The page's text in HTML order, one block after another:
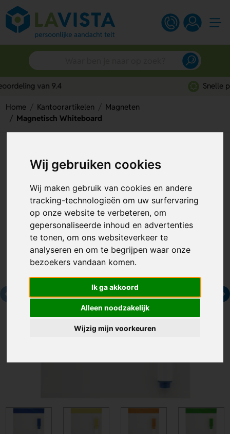
Wij gebruiken cookies
Wij maken gebruik van cookies en andere
tracking-technologieën om uw surfervaring
op onze website te verbeteren, om
gepersonaliseerde inhoud en advertenties
te tonen, om ons websiteverkeer te
analyseren en om te begrijpen waar onze
bezoekers vandaan komen.
Ik ga akkoord
Alleen noodzakelijk
Wijzig mijn voorkeuren
Home Kantoorartikelen
Magneten
Magnetisch Whiteboard
Artikelnummer:131230